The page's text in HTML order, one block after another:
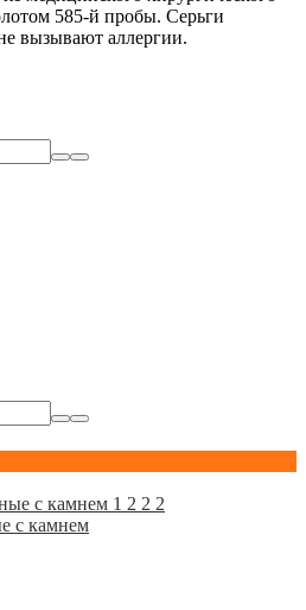
585-й пробы. Серьги
вызывают аллергии.
с камнем